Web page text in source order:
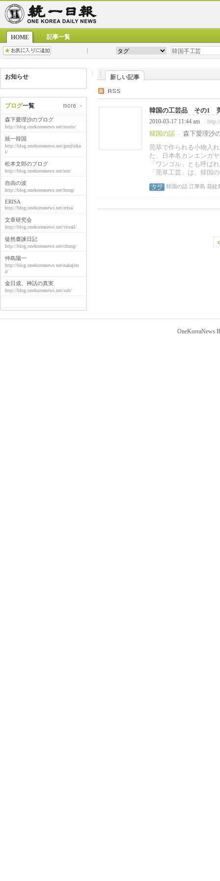
HOME 記事一覧
お知らせ
ブログ一覧
森下愛理沙のブログ
http://blog.onekoreanews.net/moris/
統一韓国
http://blog.onekoreanews.net/gunjinka
i/
松本文郎のブログ
http://blog.onekoreanews.net/nrn/
自由の波
http://blog.onekoreanews.net/hong/
ERISA
http://blog.onekoreanews.net/erisa/
文章研究会
http://blog.onekoreanews.net/vitrail/
徒然臺諫日記
http://blog.onekoreanews.net/chung/
仲島陽一
http://blog.onekoreanews.net/nakajim
a/
金日成、神話の真実
http://blog.onekoreanews.net/suh/
新しい記事
韓国の工芸品 その1
2010-03-17 11:44 am
韓国の話 -
森下愛理沙
莞草で作られる小物入
た、日本名カンエンガ
「ワンゴル」とも呼ば
「莞草工芸」は、韓国
韓国の話 江華島 花紋
OneKoreaNews